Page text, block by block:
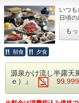
■貸
常
同
な貸
石川
心を
星
■お
夕食/
す。
強
台
御食
留
香
水
※仕
いつ
日頃
おひ
に是非
定番
のど黒
料理長
■ご夕
も
朝食 夕食
源泉かけ流し半露天
ｅ）』